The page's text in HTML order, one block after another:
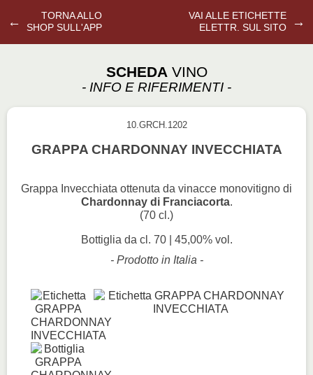
←
TORNA ALLO
SHOP SULL'APP
VAI ALLE ETICHETTE
ELETTR. SUL SITO
→
SCHEDA VINO
- INFO E RIFERIMENTI -
10.GRCH.1202
GRAPPA CHARDONNAY INVECCHIATA
Grappa Invecchiata ottenuta da vinacce monovitigno di
Chardonnay di Franciacorta.
(70 cl.)
Bottiglia da cl. 70 | 45,00% vol.
- Prodotto in Italia -